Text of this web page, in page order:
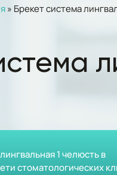
» Брекет система
1 челюсть в
стоматологических